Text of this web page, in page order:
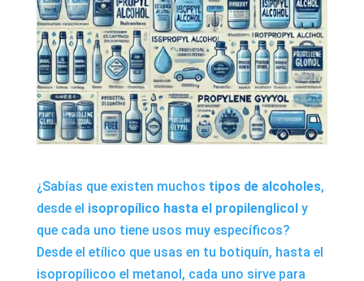
¿Sabías que existen muchos tipos de alcoholes,
desde el isopropílico hasta el propilenglicoly
que cada uno tiene usos muy específicos?
Desde el etílico que usas en tu botiquín, hasta el
isopropílicoo el metanol, cada uno sirve para